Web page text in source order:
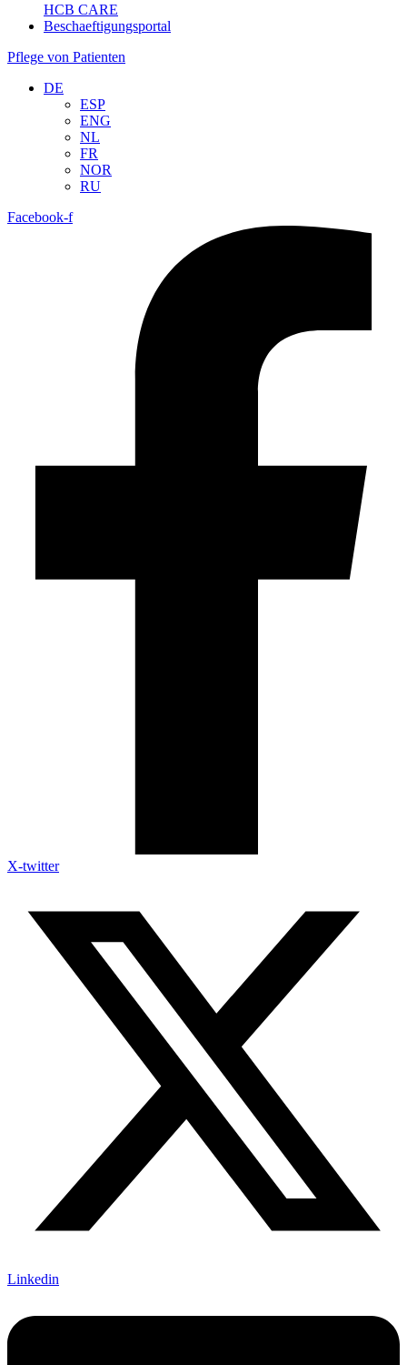
HCB CARE
Beschaeftigungsportal
Pflege von Patienten
DE
ESP
ENG
NL
FR
NOR
RU
Facebook-f
X-twitter
Linkedin